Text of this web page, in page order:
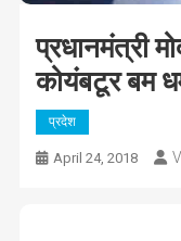
प्रधानमंत्री
कोयंबटूर बम
प्रदेश
April 24, 2018